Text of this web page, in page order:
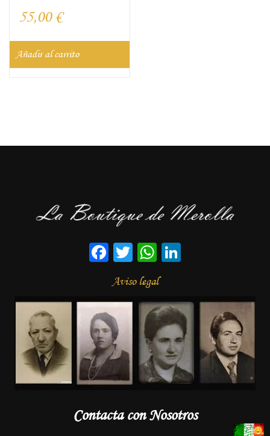
55,00 €
Añadir al carrito
Facebook
TwitterWhatsApp
Aviso legal
Contacta con Nosotros